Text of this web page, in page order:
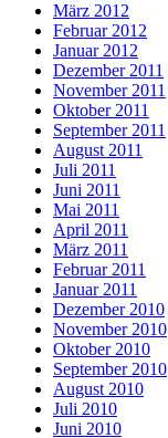
März 2012
Februar 2012
Januar 2012
Dezember 2011
November 2011
Oktober 2011
September 2011
August 2011
Juli 2011
Juni 2011
Mai 2011
April 2011
März 2011
Februar 2011
Januar 2011
Dezember 2010
November 2010
Oktober 2010
September 2010
August 2010
Juli 2010
Juni 2010